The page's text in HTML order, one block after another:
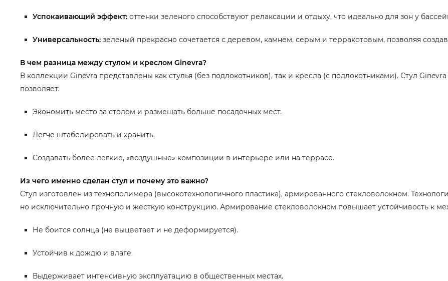
Успокаивающий эффект: оттенки зеленого способствуют релаксации и отдыху, что идеально для зон у
Универсальность: зеленый прекрасно сочетается с деревом, камнем, серым и терракотовым, позволяя
В чем разница между стулом и креслом Ginevra?
В коллекции Ginevra представлены как стулья (без подлокотников), так и кресла (с подлокотниками). Стул
позволяет:
Экономить место за столом и размещать больше посадочных мест.
Легче штабелировать и хранить.
Создавать более легкие, «воздушные» композиции в интерьере или на террасе.
Из чего именно сделан стул и почему это важно?
Стул изготовлен из технополимера (высокотехнологичного пластика), армированного стекловолокном.
но исключительно прочную и жесткую конструкцию. Армирование стекловолокном повышает устойчивость к
Не боится солнца (не выцветает и не деформируется).
Устойчив к дождю и влаге.
Выдерживает интенсивную эксплуатацию в общественных местах.